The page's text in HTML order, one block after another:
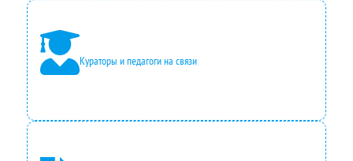
ц
е
н
а
с
о
0
0
Кураторы и педагоги на связи